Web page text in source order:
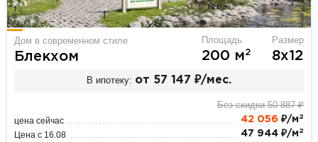
Дом в современном стиле
Блекхом
Площадь
200 м2
Размер
8х12
В ипотеку: от 57 147 ₽/мес.
Без скидки 50 887 ₽
цена сейчас 42 056 ₽/м 2
Цена с 16.08 47 944 ₽/м 2